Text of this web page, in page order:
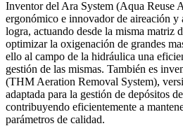
Inventor del Ara System (Aqua Reuse
ergonómico e innovador de aireación y
logra, actuando desde la misma matriz
optimizar la oxigenación de grandes
ello al campo de la hidráulica una
gestión de las mismas. También es
(THM Aeration Removal System),
adaptada para la gestión de depósitos
contribuyendo eficientemente a
parámetros de calidad.